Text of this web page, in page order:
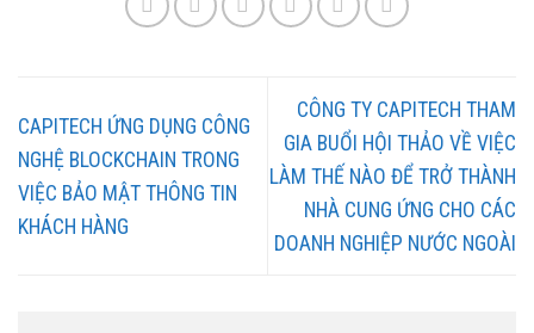
CAPITECH ỨNG DỤNG CÔNG
NGHỆ BLOCKCHAIN TRONG
VIỆC BẢO MẬT THÔNG TIN
KHÁCH HÀNG
CÔNG TY CAPITECH THAM
GIA BUỔI HỘI THẢO VỀ VIỆC
LÀM THẾ NÀO ĐỂ TRỞ THÀNH
NHÀ CUNG ỨNG CHO CÁC
DOANH NGHIỆP NƯỚC NGOÀI